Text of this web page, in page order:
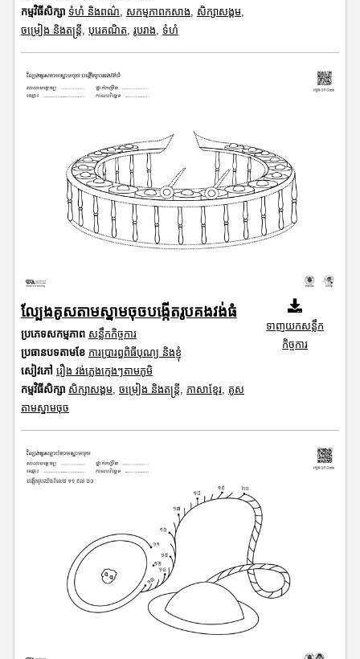
កម្មវិធីសិក្សា ទំហំ និងពណ៌ សកម្មភាពកសាង សិក្សាសង្គម,
ចម្រៀង និងតន្ត្រី បុរេគណិត រូបរាង ទំហំ
ល្បែងគូសតាមស្នាមចុចបង្កើតរូបគងវង់ធំ
ប្រភេទសកម្មភាព សន្លឹកកិច្ចការ
ប្រធានបទតាមខែ ការប្រារព្ធពិធីបុណ្យ និងខ្ញុំ
សៀវភៅ រឿង វង់ភ្លេងក្មេងៗតាមភូមិ
កម្មវិធីសិក្សា សិក្សាសង្គម, ចម្រៀង និងតន្ត្រី ភាសាខ្មែរ, គូស
តាមស្នាមចុច
ទាញយកសន្លឹក
កិច្ចការ